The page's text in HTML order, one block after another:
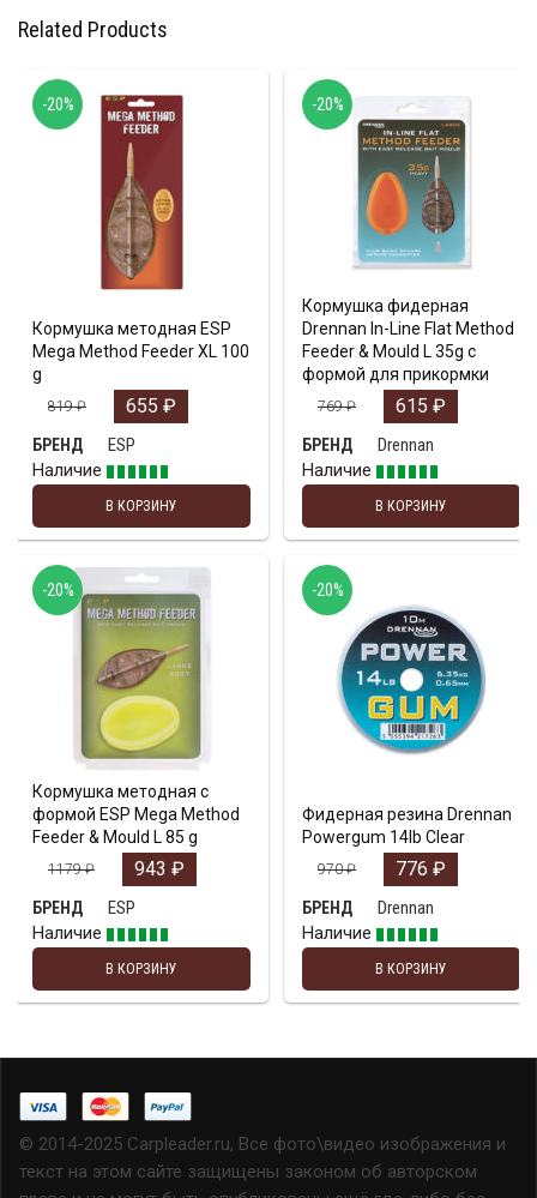
Related Products
Кормушка методная ESP
Mega Method Feeder XL 100
g
819₽ 655 ₽
БРЕНД
ESP
Наличие
В КОРЗИНУ
-20%
Кормушка фидерная
Drennan In-Line Flat Method
Feeder & Mould L 35g с
формой для прикормки
769₽ 615 ₽
БРЕНД
Drennan
Наличие
В КОРЗИНУ
-20%
Кормушка методная с
формой ESP Mega Method
Feeder & Mould L 85 g
1179₽ 943 ₽
БРЕНД
ESP
Наличие
В КОРЗИНУ
-20%
Фидерная резина Drennan
Powergum 14lb Clear
970₽ 776 ₽
БРЕНД
Drennan
Наличие
В КОРЗИНУ
-20%
© 2014-2025 Carpleader.ru, Все фото\видео изображения и
текст на этом сайте защищены законом об авторском